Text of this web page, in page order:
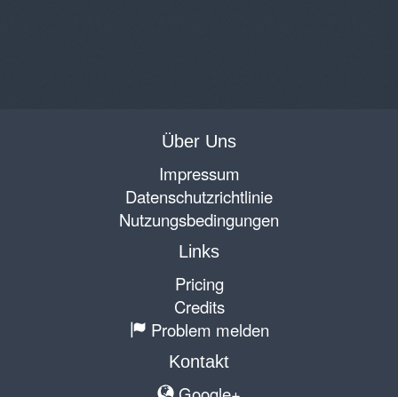
Über Uns
Impressum
Datenschutzrichtlinie
Nutzungsbedingungen
Links
Pricing
Credits
Problem melden
Kontakt